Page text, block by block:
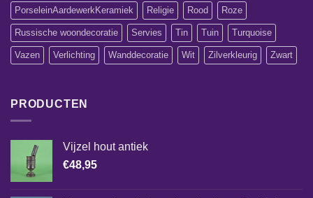
PorseleinAardewerkKeramiek Religie Rood Roze
Russische woondecoratie Servies Tin Tuin Turquoise
Vazen Verlichting Wanddecoratie Wit Zilverkleurig Zwart
PRODUCTEN
Vijzel hout antiek
€48,95